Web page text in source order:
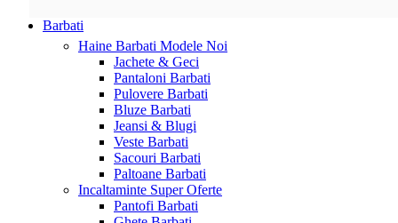
Barbati
Haine Barbati Modele Noi
Jachete & Geci
Pantaloni Barbati
Pulovere Barbati
Bluze Barbati
Jeansi & Blugi
Veste Barbati
Sacouri Barbati
Paltoane Barbati
Incaltaminte Super Oferte
Pantofi Barbati